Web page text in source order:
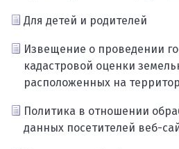
Для детей и родителей
Извещение о проведении
кадастровой оценки
расположенных на
Политика в отношении
данных посетителей веб-